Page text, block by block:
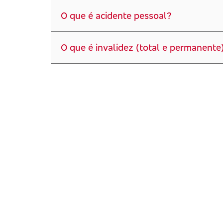
O que é acidente pessoal?
O que é invalidez (total e